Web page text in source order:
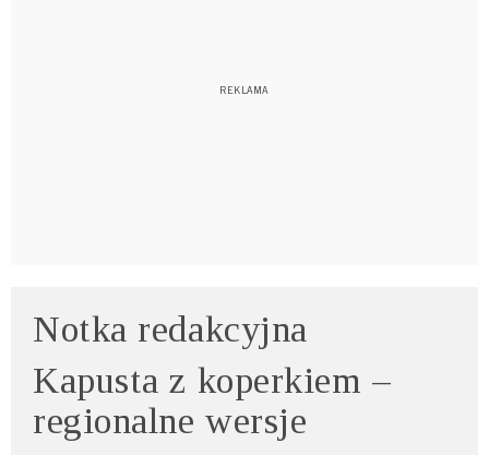
Notka redakcyjna
Kapusta z koperkiem –
regionalne wersje